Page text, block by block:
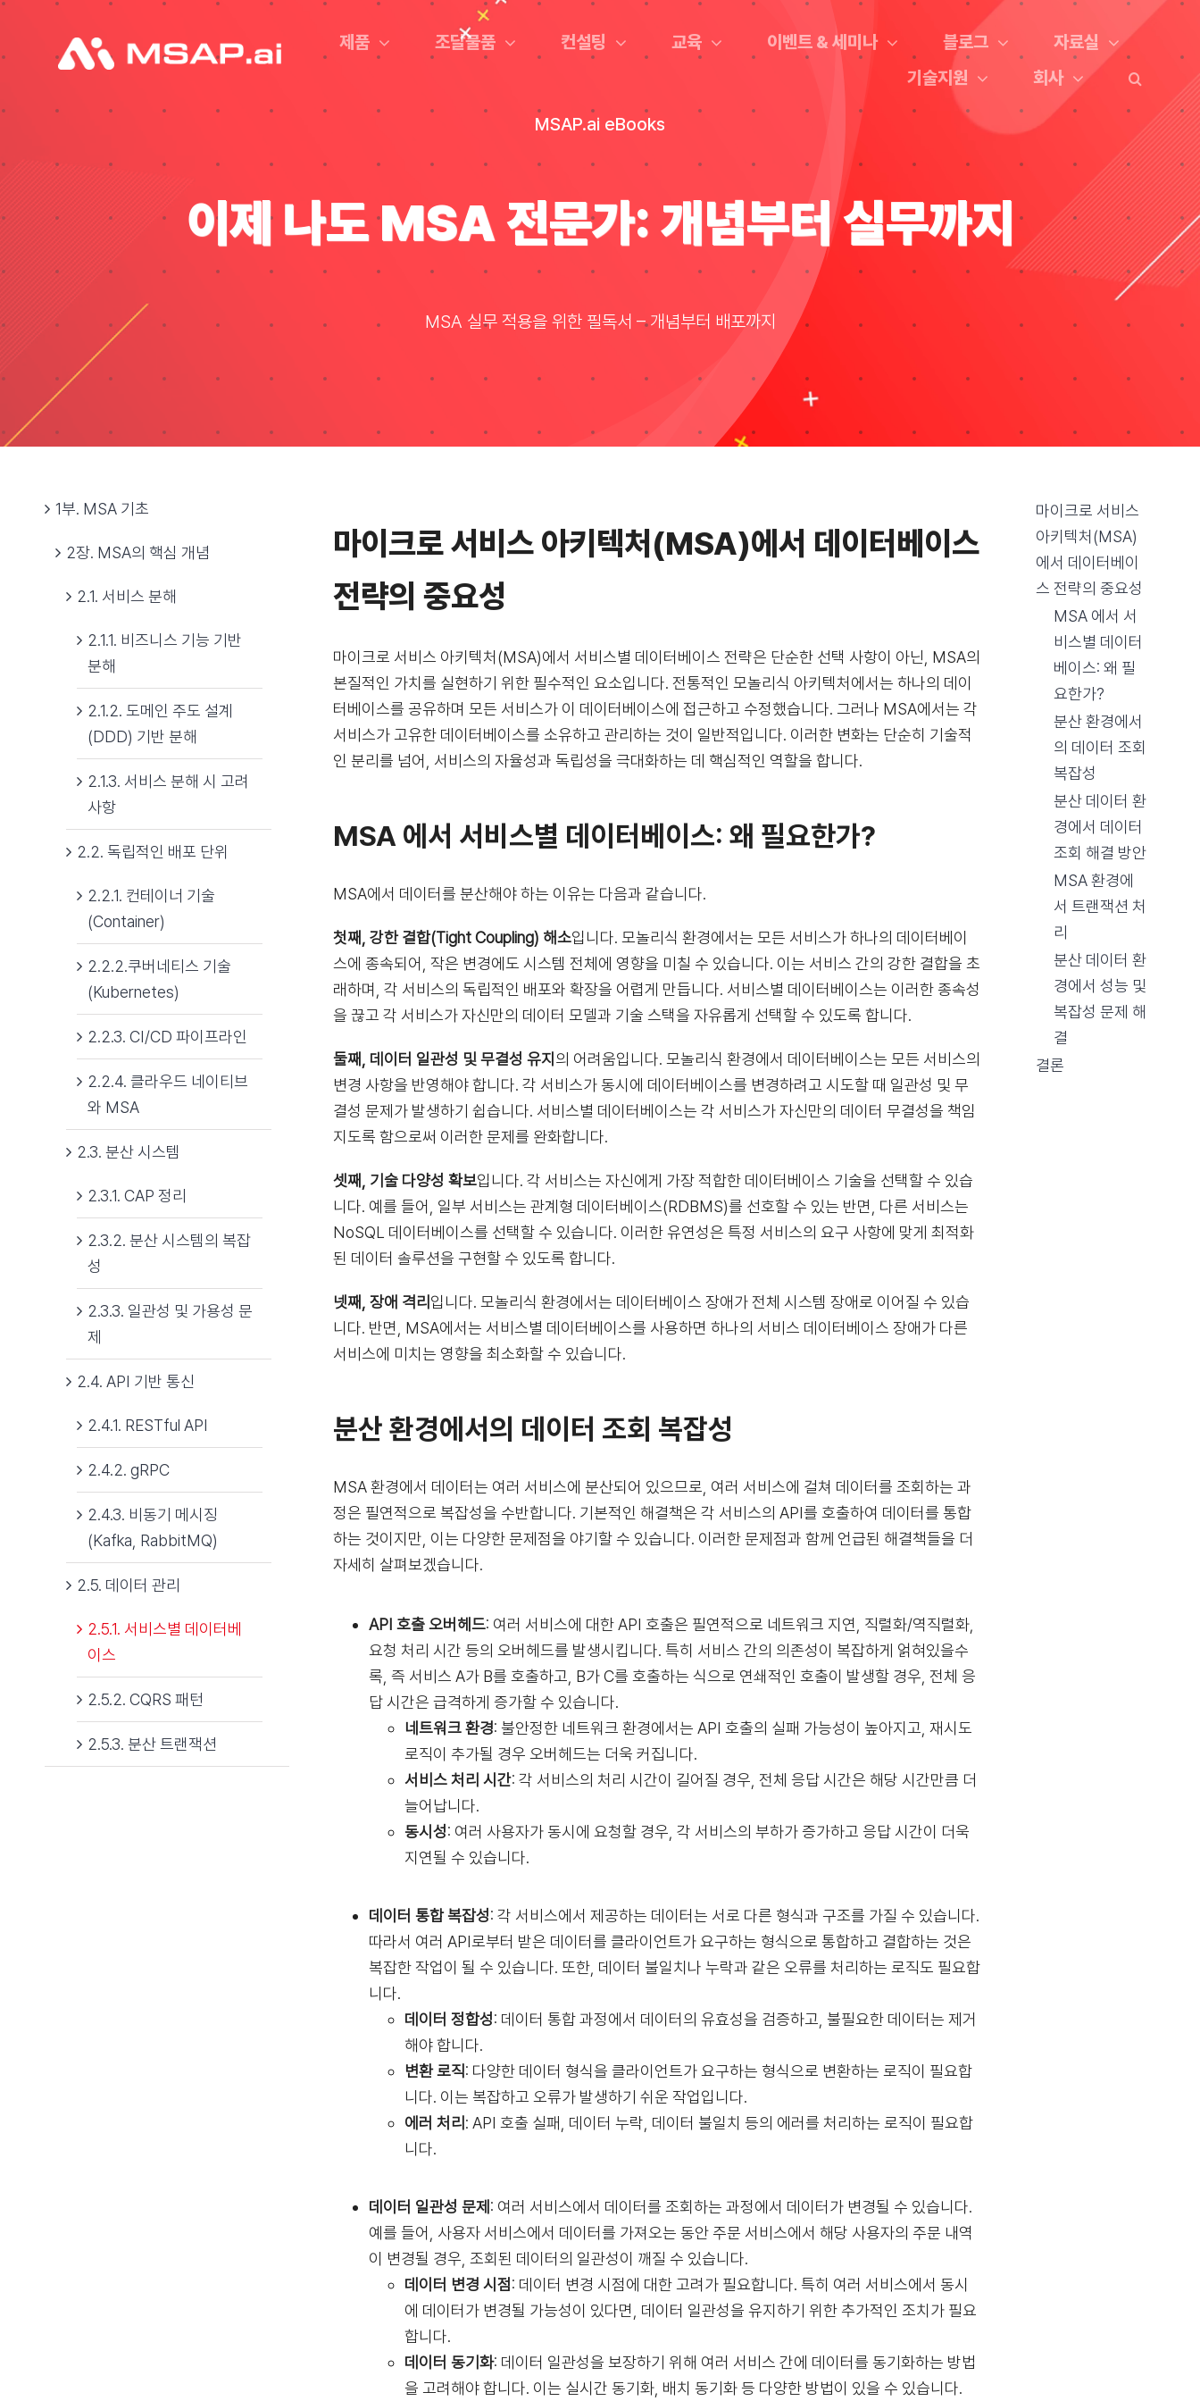
content
제품 조달물품 컨설팅 교육 이벤트 & 세미나 블로그
자료실
기술지원
회사
MSAP.ai eBooks
이제 나도 MSA 전문가: 개념부터 실무까지
MSA 실무 적용을 위한 필독서 – 개념부터 배포까지
1부. MSA 기초
2장. MSA의 핵심 개념
2.1. 서비스 분해
2.1.1. 비즈니스 기능 기반
분해
2.1.2. 도메인 주도 설계
(DDD) 기반 분해
2.1.3. 서비스 분해 시 고려
사항
2.2. 독립적인 배포 단위
2.2.1. 컨테이너 기술
(Container)
2.2.2.쿠버네티스 기술
(Kubernetes)
2.2.3. CI/CD 파이프라인
2.2.4. 클라우드 네이티브
와 MSA
2.3. 분산 시스템
2.3.1. CAP 정리
2.3.2. 분산 시스템의 복잡
성
2.3.3. 일관성 및 가용성 문
제
2.4. API 기반 통신
2.4.1. RESTful API
2.4.2. gRPC
2.4.3. 비동기 메시징
(Kafka, RabbitMQ)
2.5. 데이터 관리
2.5.1. 서비스별 데이터베
이스
2.5.2. CQRS 패턴
2.5.3. 분산 트랜잭션
마이크로 서비스 아키텍처(MSA)에서 데이터베이스
전략의 중요성
마이크로 서비스 아키텍처(MSA)에서 서비스별 데이터베이스 전략은 단순한 선택 사항이 아닌, MSA의
본질적인 가치를 실현하기 위한 필수적인 요소입니다. 전통적인 모놀리식 아키텍처에서는 하나의 데이
터베이스를 공유하며 모든 서비스가 이 데이터베이스에 접근하고 수정했습니다. 그러나 MSA에서는 각
서비스가 고유한 데이터베이스를 소유하고 관리하는 것이 일반적입니다. 이러한 변화는 단순히 기술적
인 분리를 넘어, 서비스의 자율성과 독립성을 극대화하는 데 핵심적인 역할을 합니다.
MSA 에서 서비스별 데이터베이스: 왜 필요한가?
MSA에서 데이터를 분산해야 하는 이유는 다음과 같습니다.
첫째, 강한 결합(Tight Coupling) 해소입니다. 모놀리식 환경에서는 모든 서비스가 하나의 데이터베이
스에 종속되어, 작은 변경에도 시스템 전체에 영향을 미칠 수 있습니다. 이는 서비스 간의 강한 결합을 초
래하며, 각 서비스의 독립적인 배포와 확장을 어렵게 만듭니다. 서비스별 데이터베이스는 이러한 종속성
을 끊고 각 서비스가 자신만의 데이터 모델과 기술 스택을 자유롭게 선택할 수 있도록 합니다.
둘째, 데이터 일관성 및 무결성 유지 의 어려움입니다. 모놀리식 환경에서 데이터베이스는 모든 서비스의
변경 사항을 반영해야 합니다. 각 서비스가 동시에 데이터베이스를 변경하려고 시도할 때 일관성 및 무
결성 문제가 발생하기 쉽습니다. 서비스별 데이터베이스는 각 서비스가 자신만의 데이터 무결성을 책임
지도록 함으로써 이러한 문제를 완화합니다.
셋째, 기술 다양성 확보입니다. 각 서비스는 자신에게 가장 적합한 데이터베이스 기술을 선택할 수 있습
니다. 예를 들어, 일부 서비스는 관계형 데이터베이스(RDBMS)를 선호할 수 있는 반면, 다른 서비스는
NoSQL 데이터베이스를 선택할 수 있습니다. 이러한 유연성은 특정 서비스의 요구 사항에 맞게 최적화
된 데이터 솔루션을 구현할 수 있도록 합니다.
넷째, 장애 격리 입니다. 모놀리식 환경에서는 데이터베이스 장애가 전체 시스템 장애로 이어질 수 있습
니다. 반면, MSA에서는 서비스별 데이터베이스를 사용하면 하나의 서비스 데이터베이스 장애가 다른
서비스에 미치는 영향을 최소화할 수 있습니다.
분산 환경에서의 데이터 조회 복잡성
MSA 환경에서 데이터는 여러 서비스에 분산되어 있으므로, 여러 서비스에 걸쳐 데이터를 조회하는 과
정은 필연적으로 복잡성을 수반합니다. 기본적인 해결책은 각 서비스의 API를 호출하여 데이터를 통합
하는 것이지만, 이는 다양한 문제점을 야기할 수 있습니다. 이러한 문제점과 함께 언급된 해결책들을 더
자세히 살펴보겠습니다.
API 호출 오버헤드: 여러 서비스에 대한 API 호출은 필연적으로 네트워크 지연, 직렬화/역직렬화,
요청 처리 시간 등의 오버헤드를 발생시킵니다. 특히 서비스 간의 의존성이 복잡하게 얽혀있을수
록, 즉 서비스 A가 B를 호출하고, B가 C를 호출하는 식으로 연쇄적인 호출이 발생할 경우, 전체 응
답 시간은 급격하게 증가할 수 있습니다.
네트워크 환경: 불안정한 네트워크 환경에서는 API 호출의 실패 가능성이 높아지고, 재시도
로직이 추가될 경우 오버헤드는 더욱 커집니다.
서비스 처리 시간: 각 서비스의 처리 시간이 길어질 경우, 전체 응답 시간은 해당 시간만큼 더
늘어납니다.
동시성: 여러 사용자가 동시에 요청할 경우, 각 서비스의 부하가 증가하고 응답 시간이 더욱
지연될 수 있습니다.
데이터 통합 복잡성: 각 서비스에서 제공하는 데이터는 서로 다른 형식과 구조를 가질 수 있습니다.
따라서 여러 API로부터 받은 데이터를 클라이언트가 요구하는 형식으로 통합하고 결합하는 것은
복잡한 작업이 될 수 있습니다. 또한, 데이터 불일치나 누락과 같은 오류를 처리하는 로직도 필요합
니다.
데이터 정합성: 데이터 통합 과정에서 데이터의 유효성을 검증하고, 불필요한 데이터는 제거
해야 합니다.
변환 로직: 다양한 데이터 형식을 클라이언트가 요구하는 형식으로 변환하는 로직이 필요합
니다. 이는 복잡하고 오류가 발생하기 쉬운 작업입니다.
에러 처리 : API 호출 실패, 데이터 누락, 데이터 불일치 등의 에러를 처리하는 로직이 필요합
니다.
데이터 일관성 문제 : 여러 서비스에서 데이터를 조회하는 과정에서 데이터가 변경될 수 있습니다.
예를 들어, 사용자 서비스에서 데이터를 가져오는 동안 주문 서비스에서 해당 사용자의 주문 내역
이 변경될 경우, 조회된 데이터의 일관성이 깨질 수 있습니다.
데이터 변경 시점: 데이터 변경 시점에 대한 고려가 필요합니다. 특히 여러 서비스에서 동시
에 데이터가 변경될 가능성이 있다면, 데이터 일관성을 유지하기 위한 추가적인 조치가 필요
합니다.
데이터 동기화: 데이터 일관성을 보장하기 위해 여러 서비스 간에 데이터를 동기화하는 방법
을 고려해야 합니다. 이는 실시간 동기화, 배치 동기화 등 다양한 방법이 있을 수 있습니다.
마이크로 서비스
아키텍처(MSA)
에서 데이터베이
스 전략의 중요성
MSA 에서 서
비스별 데이터
베이스: 왜 필
요한가?
분산 환경에서
의 데이터 조회
복잡성
분산 데이터 환
경에서 데이터
조회 해결 방안
MSA 환경에
서 트랜잭션 처
리
분산 데이터 환
경에서 성능 및
복잡성 문제 해
결
결론